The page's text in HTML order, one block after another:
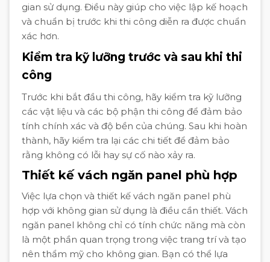
gian sử dụng. Điều này giúp cho việc lập kế hoạch
và chuẩn bị trước khi thi công diễn ra được chuẩn
xác hơn.
Kiểm tra kỹ lưỡng trước và sau khi thi
công
Trước khi bắt đầu thi công, hãy kiểm tra kỹ lưỡng
các vật liệu và các bộ phận thi công để đảm bảo
tính chính xác và độ bền của chúng. Sau khi hoàn
thành, hãy kiểm tra lại các chi tiết để đảm bảo
rằng không có lỗi hay sự cố nào xảy ra.
Thiết kế vách ngăn panel phù hợp
Việc lựa chọn và thiết kế vách ngăn panel phù
hợp với không gian sử dụng là điều cần thiết. Vách
ngăn panel không chỉ có tính chức năng mà còn
là một phần quan trọng trong việc trang trí và tạo
nên thẩm mỹ cho không gian. Bạn có thể lựa